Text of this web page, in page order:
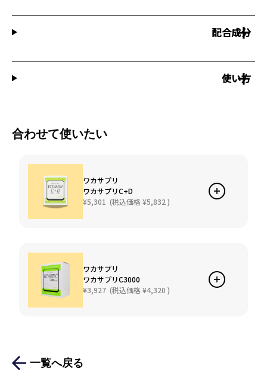
配合成分
使い方
合わせて使いたい
ワカサプリ
ワカサプリC+D
¥5,301 (税込価格¥5,832 )
ワカサプリ
ワカサプリC3000
¥3,927 (税込価格¥4,320 )
一覧へ戻る